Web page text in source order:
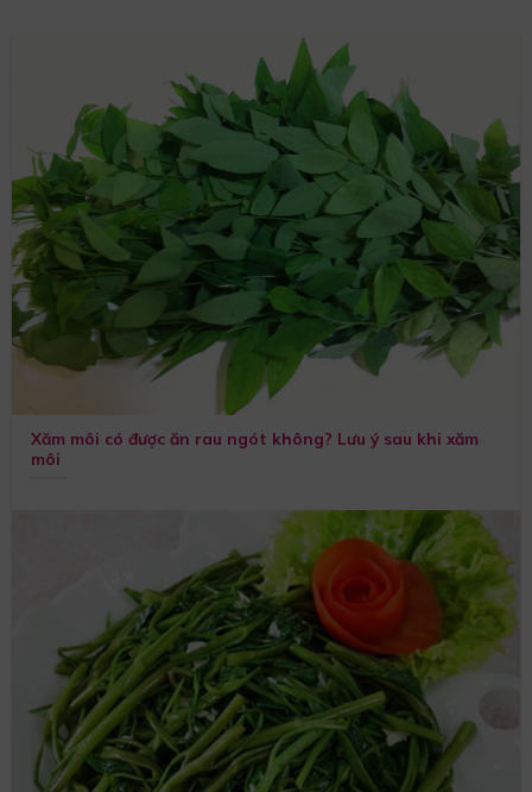
Xăm môi có được ăn rau ngót không? Lưu ý sau khi xăm
môi